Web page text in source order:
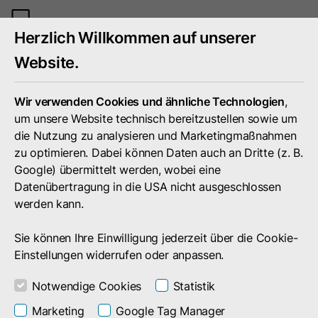
Suchergebnis
Herzlich Willkommen auf unserer
Website.
Wir verwenden Cookies und ähnliche Technologien,
um unsere Website technisch bereitzustellen sowie um
die Nutzung zu analysieren und Marketingmaßnahmen
zu optimieren. Dabei können Daten auch an Dritte (z. B.
Google) übermittelt werden, wobei eine
Datenübertragung in die USA nicht ausgeschlossen
werden kann.
Sie können Ihre Einwilligung jederzeit über die Cookie-
Einstellungen widerrufen oder anpassen.
Notwendige Cookies
Statistik
Marketing
Google Tag Manager